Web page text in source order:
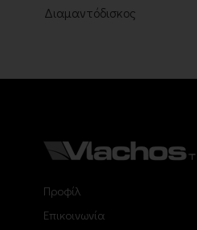
Διαμαντόδισκος
Προφίλ
Επικοινωνία